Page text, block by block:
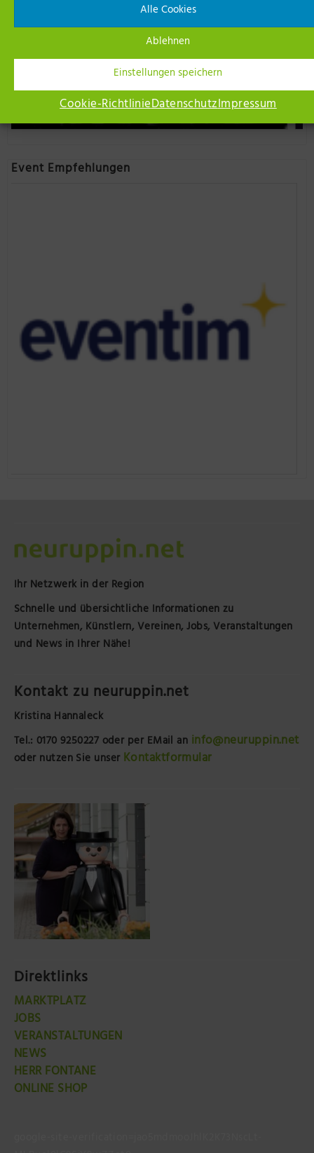
Alle Cookies
Ablehnen
Einstellungen speichern
Cookie-RichtlinieDatenschutzImpressum
Event Empfehlungen
Ihr Netzwerk in der Region
Schnelle und übersichtliche Informationen zu
Unternehmen, Künstlern, Vereinen, Jobs, Veranstaltungen
und News in Ihrer Nähe!
Kontakt zu neuruppin.net
Kristina Hannaleck
Tel.: 0170 9250227 oder per EMail an info@neuruppin.net
oder nutzen Sie unser Kontaktformular
Direktlinks
MARKTPLATZ
JOBS
VERANSTALTUNGEN
NEWS
HERR FONTANE
ONLINE SHOP